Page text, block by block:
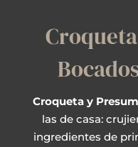
Croqueta y
las de casa:
ingredientes de